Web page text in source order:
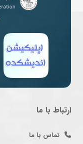
ارتباط با ما
تماس با ما